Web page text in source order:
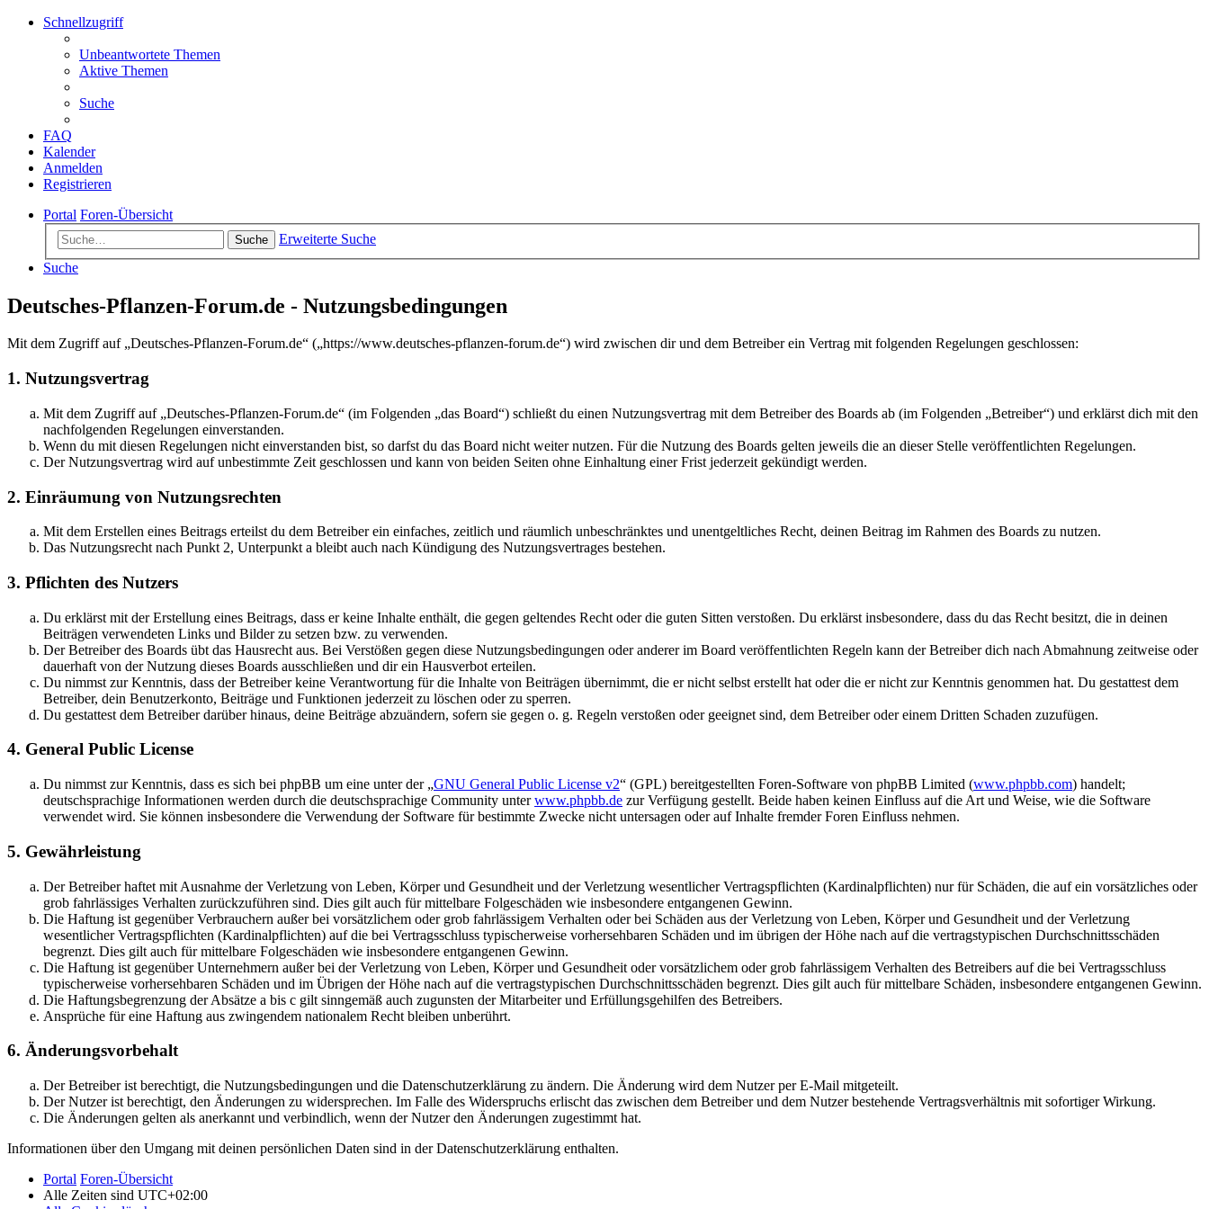
Schnellzugriff
Unbeantwortete Themen
Aktive Themen
Suche
FAQ
Kalender
Anmelden
Registrieren
Portal Foren-Übersicht
Suche
Erweiterte Suche
Suche
Deutsches-Pflanzen-Forum.de - Nutzungsbedingungen
Mit dem Zugriff auf „Deutsches-Pflanzen-Forum.de“ („https://www.deutsches-pflanzen-forum.de“) wird zwischen dir und dem Betreiber ein Vertrag mit folgenden Regelungen geschlossen:
1. Nutzungsvertrag
Mit dem Zugriff auf „Deutsches-Pflanzen-Forum.de“ (im Folgenden „das Board“) schließt du einen Nutzungsvertrag mit dem Betreiber des Boards ab (im Folgenden „Betreiber“) und erklärst dich mit den
nachfolgenden Regelungen einverstanden.
Wenn du mit diesen Regelungen nicht einverstanden bist, so darfst du das Board nicht weiter nutzen. Für die Nutzung des Boards gelten jeweils die an dieser Stelle veröffentlichten Regelungen.
Der Nutzungsvertrag wird auf unbestimmte Zeit geschlossen und kann von beiden Seiten ohne Einhaltung einer Frist jederzeit gekündigt werden.
2. Einräumung von Nutzungsrechten
Mit dem Erstellen eines Beitrags erteilst du dem Betreiber ein einfaches, zeitlich und räumlich unbeschränktes und unentgeltliches Recht, deinen Beitrag im Rahmen des Boards zu nutzen.
Das Nutzungsrecht nach Punkt 2, Unterpunkt a bleibt auch nach Kündigung des Nutzungsvertrages bestehen.
3. Pflichten des Nutzers
Du erklärst mit der Erstellung eines Beitrags, dass er keine Inhalte enthält, die gegen geltendes Recht oder die guten Sitten verstoßen. Du erklärst insbesondere, dass du das Recht besitzt, die in deinen
Beiträgen verwendeten Links und Bilder zu setzen bzw. zu verwenden.
Der Betreiber des Boards übt das Hausrecht aus. Bei Verstößen gegen diese Nutzungsbedingungen oder anderer im Board veröffentlichten Regeln kann der Betreiber dich nach Abmahnung zeitweise oder
dauerhaft von der Nutzung dieses Boards ausschließen und dir ein Hausverbot erteilen.
Du nimmst zur Kenntnis, dass der Betreiber keine Verantwortung für die Inhalte von Beiträgen übernimmt, die er nicht selbst erstellt hat oder die er nicht zur Kenntnis genommen hat. Du gestattest dem
Betreiber, dein Benutzerkonto, Beiträge und Funktionen jederzeit zu löschen oder zu sperren.
Du gestattest dem Betreiber darüber hinaus, deine Beiträge abzuändern, sofern sie gegen o. g. Regeln verstoßen oder geeignet sind, dem Betreiber oder einem Dritten Schaden zuzufügen.
4. General Public License
Du nimmst zur Kenntnis, dass es sich bei phpBB um eine unter der „GNU General Public License v2“ (GPL) bereitgestellten Foren-Software von phpBB Limited (www.phpbb.com) handelt;
deutschsprachige Informationen werden durch die deutschsprachige Community unterwww.phpbb.de zur Verfügung gestellt. Beide haben keinen Einfluss auf die Art und Weise, wie die Software
verwendet wird. Sie können insbesondere die Verwendung der Software für bestimmte Zwecke nicht untersagen oder auf Inhalte fremder Foren Einfluss nehmen.
5. Gewährleistung
Der Betreiber haftet mit Ausnahme der Verletzung von Leben, Körper und Gesundheit und der Verletzung wesentlicher Vertragspflichten (Kardinalpflichten) nur für Schäden, die auf ein vorsätzliches oder
grob fahrlässiges Verhalten zurückzuführen sind. Dies gilt auch für mittelbare Folgeschäden wie insbesondere entgangenen Gewinn.
Die Haftung ist gegenüber Verbrauchern außer bei vorsätzlichem oder grob fahrlässigem Verhalten oder bei Schäden aus der Verletzung von Leben, Körper und Gesundheit und der Verletzung
wesentlicher Vertragspflichten (Kardinalpflichten) auf die bei Vertragsschluss typischerweise vorhersehbaren Schäden und im übrigen der Höhe nach auf die vertragstypischen Durchschnittsschäden
begrenzt. Dies gilt auch für mittelbare Folgeschäden wie insbesondere entgangenen Gewinn.
Die Haftung ist gegenüber Unternehmern außer bei der Verletzung von Leben, Körper und Gesundheit oder vorsätzlichem oder grob fahrlässigem Verhalten des Betreibers auf die bei Vertragsschluss
typischerweise vorhersehbaren Schäden und im Übrigen der Höhe nach auf die vertragstypischen Durchschnittsschäden begrenzt. Dies gilt auch für mittelbare Schäden, insbesondere entgangenen Gewinn.
Die Haftungsbegrenzung der Absätze a bis c gilt sinngemäß auch zugunsten der Mitarbeiter und Erfüllungsgehilfen des Betreibers.
Ansprüche für eine Haftung aus zwingendem nationalem Recht bleiben unberührt.
6. Änderungsvorbehalt
Der Betreiber ist berechtigt, die Nutzungsbedingungen und die Datenschutzerklärung zu ändern. Die Änderung wird dem Nutzer per E-Mail mitgeteilt.
Der Nutzer ist berechtigt, den Änderungen zu widersprechen. Im Falle des Widerspruchs erlischt das zwischen dem Betreiber und dem Nutzer bestehende Vertragsverhältnis mit sofortiger Wirkung.
Die Änderungen gelten als anerkannt und verbindlich, wenn der Nutzer den Änderungen zugestimmt hat.
Informationen über den Umgang mit deinen persönlichen Daten sind in der Datenschutzerklärung enthalten.
Portal Foren-Übersicht
Alle Zeiten sind UTC+02:00